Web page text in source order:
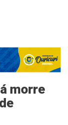
morre